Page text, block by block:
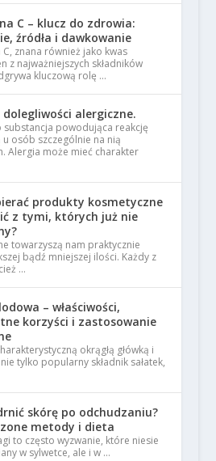
C – klucz do zdrowia:
źródła i dawkowanie
znana również jako kwas
z najważniejszych składników
kluczową rolę …
alergiczne.
substancja powodująca reakcję
u osób szczególnie na nią
Alergia może mieć charakter
produkty kosmetyczne
z tymi, których już nie
towarzyszą nam praktycznie
bądź mniejszej ilości. Każdy z
…
– właściwości,
korzyści i zastosowanie
okrągłą główką i
tylko popularny składnik sałatek,
skórę po odchudzaniu?
metody i dieta
to często wyzwanie, które niesie
w sylwetce, ale i w …